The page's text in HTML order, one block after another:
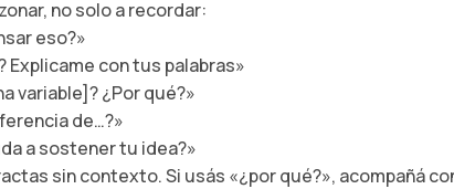
no solo a recordar:
eso?»
con tus palabras»
variable]? ¿Por qué?»
de…?»
a sostener tu idea?»
sin contexto. Si usás «¿por qué?», acompañá